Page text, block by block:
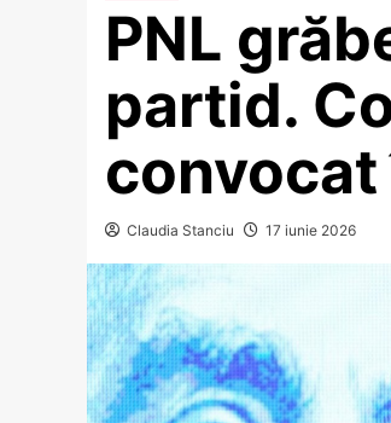
PNL
partid.
Claudia Stanciu 17 iunie 2026